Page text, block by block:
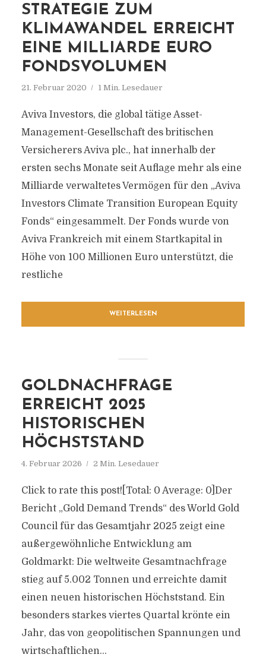
STRATEGIE ZUM
KLIMAWANDEL ERREICHT
EINE MILLIARDE EURO
FONDSVOLUMEN
21. Februar 2020 1 Min. Lesedauer
Aviva Investors, die global tätige Asset-
Management-Gesellschaft des britischen
Versicherers Aviva plc., hat innerhalb der
ersten sechs Monate seit Auflage mehr als eine
Milliarde verwaltetes Vermögen für den „Aviva
Investors Climate Transition European Equity
Fonds“ eingesammelt. Der Fonds wurde von
Aviva Frankreich mit einem Startkapital in
Höhe von 100 Millionen Euro unterstützt, die
restliche
WEITERLESEN
GOLDNACHFRAGE
ERREICHT 2025
HISTORISCHEN
HÖCHSTSTAND
4. Februar 2026 2 Min. Lesedauer
Click to rate this post![Total: 0 Average: 0]Der
Bericht „Gold Demand Trends“ des World Gold
Council für das Gesamtjahr 2025 zeigt eine
außergewöhnliche Entwicklung am
Goldmarkt: Die weltweite Gesamtnachfrage
stieg auf 5.002 Tonnen und erreichte damit
einen neuen historischen Höchststand. Ein
besonders starkes viertes Quartal krönte ein
Jahr, das von geopolitischen Spannungen und
wirtschaftlichen...